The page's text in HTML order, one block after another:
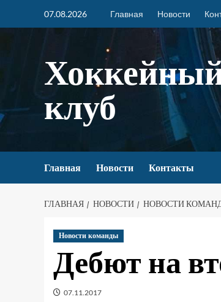
07.08.2026 Главная Новости
клуб
Главная Новости Контакты
ГЛАВНАЯ НОВОСТИ НОВОСТИ
Новости команды
Дебют на
07.11.2017